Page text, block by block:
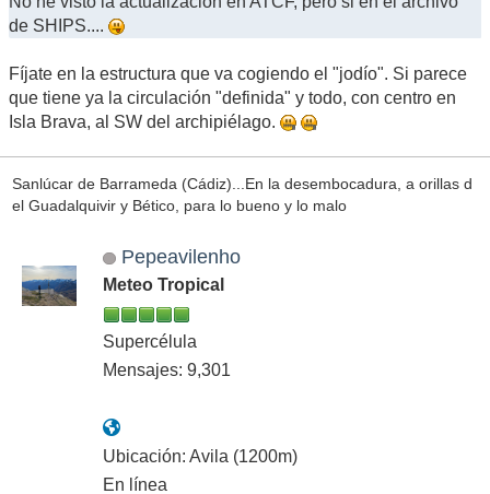
de SHIPS....
Fíjate en la estructura que va cogiendo el "jodío". Si parece
que tiene ya la circulación "definida" y todo, con centro en
Isla Brava, al SW del archipiélago.
Sanlúcar de Barrameda (Cádiz)...En la desembocadura, a orillas d
el Guadalquivir y Bético, para lo bueno y lo malo
Pepeavilenho
Meteo Tropical
Supercélula
Mensajes: 9,301
Ubicación: Avila (1200m)
En línea